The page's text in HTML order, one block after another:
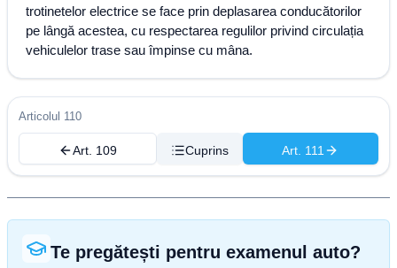
trotinetelor electrice se face prin deplasarea conducătorilor
pe lângă acestea, cu respectarea regulilor privind circulația
vehiculelor trase sau împinse cu mâna.
Articolul 110
Art. 109 Cuprins Art. 111
Te pregătești pentru examenul auto?